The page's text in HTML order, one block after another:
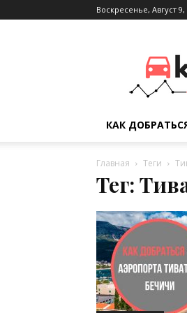
Воскресенье, Август 9,
kuda.info
КАК
Главная Теги
Тег: